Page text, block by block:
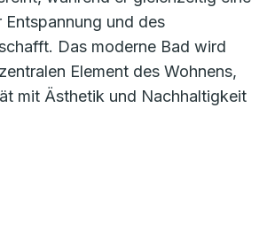
und des
Das moderne Bad wird
Element des Wohnens,
mit Ästhetik und Nachhaltigkeit